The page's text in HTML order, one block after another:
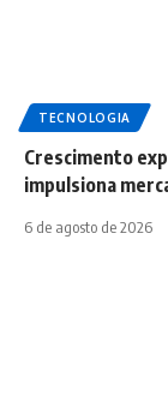
TECNOLOGIA
Crescimento
impulsiona
6 de agosto de 2026